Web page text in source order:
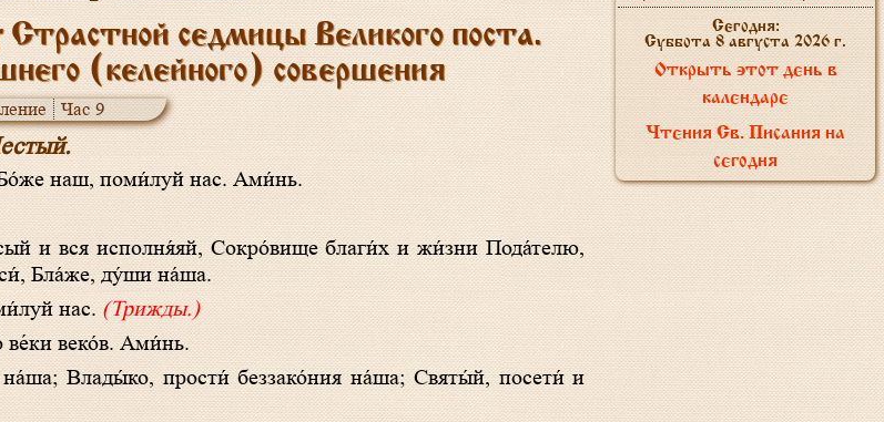
седмицы Великого поста.
(келейного) совершения
Час 9
наш, поми́луй нас. Ами́нь.
Бла́же, ду́ши на́ша.
нас.(Трижды.)
веко́в. Ами́нь.
Сегодня:
Суббота 8 августа 2026 г.
Открыть этот день в
календаре
Чтения Св. Писания на
сегодня